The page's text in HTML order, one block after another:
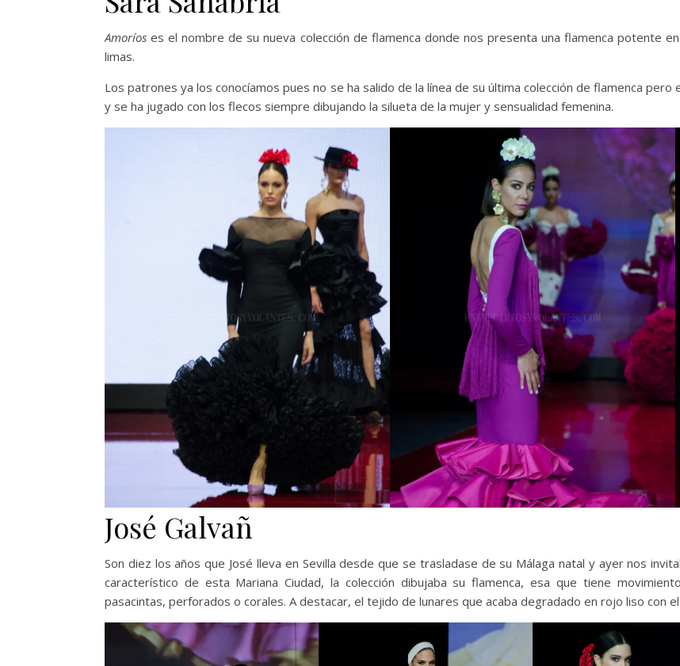
Amoríos es el nombre de su nueva colección de flamenca donde nos presenta una flamenca potente
limas.
Los patrones ya los conocíamos pues no se ha salido de la línea de su última colección de flamenca
y se ha jugado con los flecos siempre dibujando la silueta de la mujer y sensualidad femenina.
José Galvañ
Son diez los años que José lleva en Sevilla desde que se trasladase de su Málaga natal y ayer nos
característico de esta Mariana Ciudad, la colección dibujaba su flamenca, esa que tiene
pasacintas, perforados o corales. A destacar, el tejido de lunares que acaba degradado en rojo liso con